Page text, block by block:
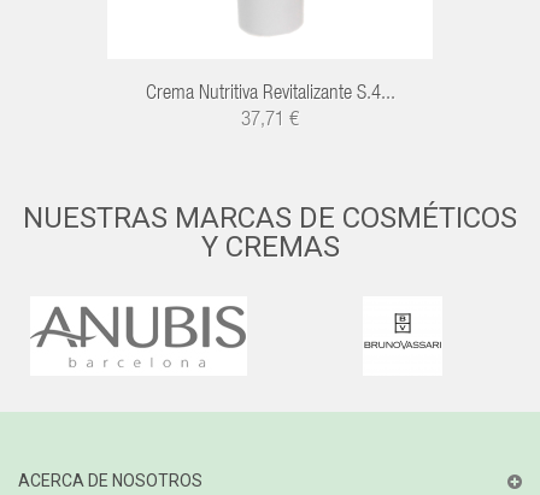
Crema Nutritiva Revitalizante S.4...
37,71 €
NUESTRAS MARCAS DE COSMÉTICOS
Y CREMAS
ACERCA DE NOSOTROS